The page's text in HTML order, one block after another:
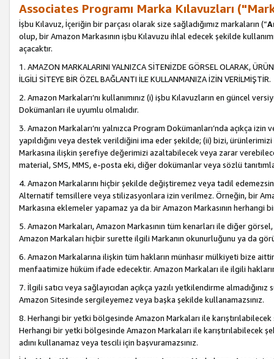
Associates Programı Marka Kılavuzları
İşbu Kılavuz, İçeriğin bir parçası olarak size sağladığımız markaların (“
olup, bir Amazon Markasının işbu Kılavuzu ihlal edecek şekilde
açacaktır.
1. AMAZON MARKALARINI YALNIZCA SİTENİZDE GÖRSEL OLARAK,
İLGİLİ SİTEYE BİR ÖZEL BAĞLANTI İLE KULLANMANIZA İZİN VERİLMİŞTİR.
2. Amazon Markaları’nı kullanımınız (i) işbu Kılavuzların en güncel
Dokümanları ile uyumlu olmalıdır.
3. Amazon Markaları’nı yalnızca Program Dokümanları’nda açıkça
yapıldığını veya destek verildiğini ima eder şekilde; (ii) bizi,
Markasına ilişkin şerefiye değerimizi azaltabilecek veya zarar
material, SMS, MMS, e-posta eki, diğer dokümanlar veya sözlü
4. Amazon Markalarını hiçbir şekilde değiştiremez veya tadil
Alternatif temsillere veya stilizasyonlara izin verilmez. Örneğin, bir
Markasına eklemeler yapamaz ya da bir Amazon Markasının herhangi
5. Amazon Markaları, Amazon Markasının tüm kenarları ile diğer
Amazon Markaları hiçbir surette ilgili Markanın okunurluğunu ya da
6. Amazon Markalarına ilişkin tüm hakların münhasır mülkiyeti bize
menfaatimize hüküm ifade edecektir. Amazon Markaları ile ilgili
7. İlgili satıcı veya sağlayıcıdan açıkça yazılı yetkilendirme
Amazon Sitesinde sergileyemez veya başka şekilde kullanamazsınız.
8. Herhangi bir yetki bölgesinde Amazon Markaları ile
Herhangi bir yetki bölgesinde Amazon Markaları ile karıştırılabilecek
adını kullanamaz veya tescili için başvuramazsınız.